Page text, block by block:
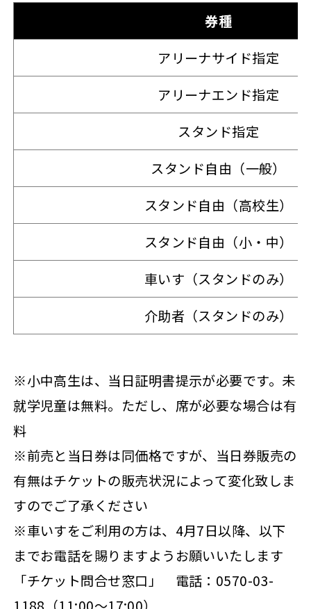
券種
アリーナサイド指定
アリーナエンド指定
スタンド指定
スタンド自由（一般）
スタンド自由（高校生）
スタンド自由（小・中）
車いす（スタンドのみ）
介助者（スタンドのみ）
※小中高生は、当日証明書提示が必要です。未
就学児童は無料。ただし、席が必要な場合は有
料
※前売と当日券は同価格ですが、当日券販売の
有無はチケットの販売状況によって変化致しま
すのでご了承ください
※車いすをご利用の方は、4月7日以降、以下
までお電話を賜りますようお願いいたします
「チケット問合せ窓口」 電話：0570-03-